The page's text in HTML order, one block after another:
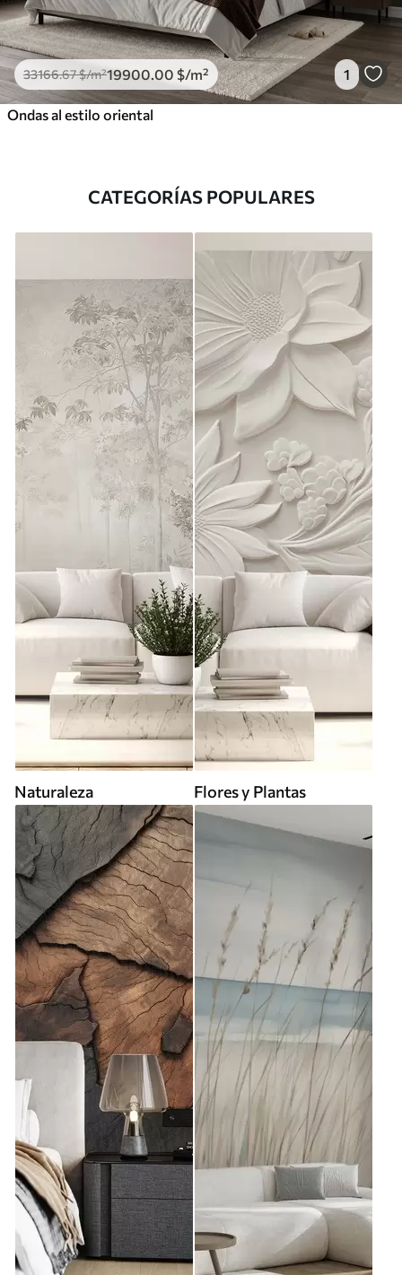
33166.67$/m²19900 .00 $/m² 1
Ondas al estilo oriental
CATEGORÍAS POPULARES
Naturaleza Flores y Plantas